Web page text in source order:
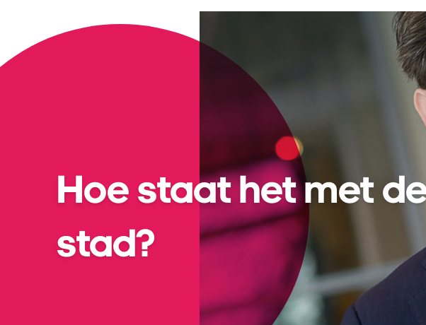
Nieuws
Hoe staat het met
stad?